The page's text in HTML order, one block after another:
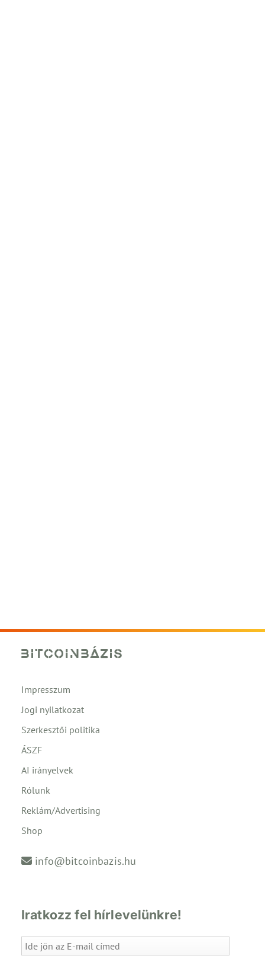
Impresszum
Jogi nyilatkozat
Szerkesztői politika
ÁSZF
AI irányelvek
Rólunk
Reklám/Advertising
Shop
info@bitcoinbazis.hu
Iratkozz fel hírlevelünkre!